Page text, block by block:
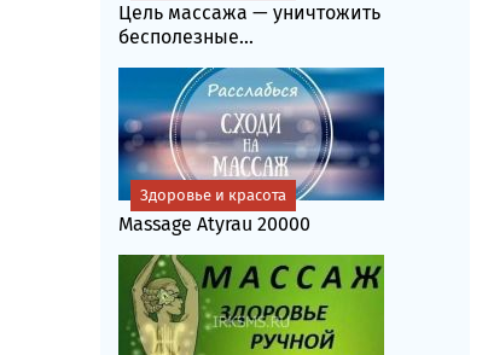
Цель массажа — уничтожить
бесполезные...
Massage Atyrau 20000
Здоровье и красота